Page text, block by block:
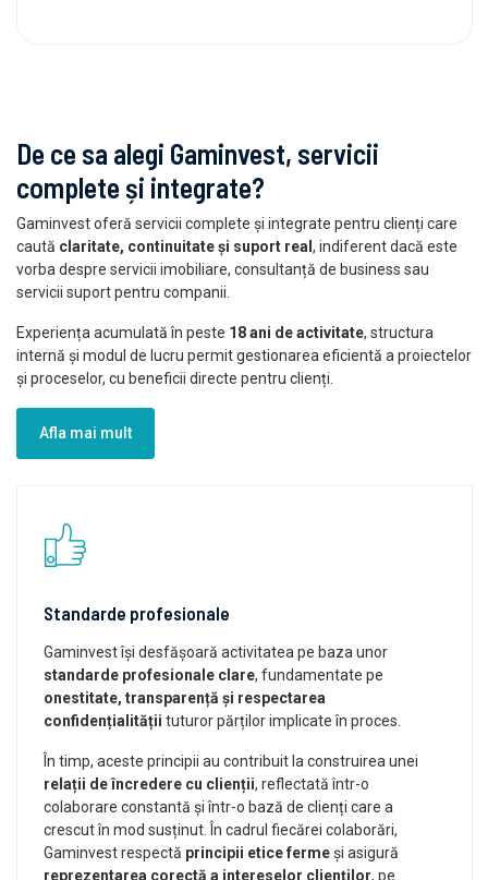
De ce sa alegi Gaminvest, servicii
complete și integrate?
Gaminvest oferă servicii complete și integrate pentru clienți care
caută claritate, continuitate și suport real , indiferent dacă este
vorba despre servicii imobiliare, consultanță de business sau
servicii suport pentru companii.
Experiența acumulată în peste 18 ani de activitate, structura
internă și modul de lucru permit gestionarea eficientă a proiectelor
și proceselor, cu beneficii directe pentru clienți.
Afla mai mult
Standarde profesionale
Gaminvest își desfășoară activitatea pe baza unor
standarde profesionale clare, fundamentate pe
onestitate, transparență și respectarea
confidențialității tuturor părților implicate în proces.
În timp, aceste principii au contribuit la construirea unei
relații de încredere cu clienții, reflectată într-o
colaborare constantă și într-o bază de clienți care a
crescut în mod susținut. În cadrul fiecărei colaborări,
Gaminvest respectă principii etice fermeși asigură
reprezentarea corectă a intereselor clienților, pe